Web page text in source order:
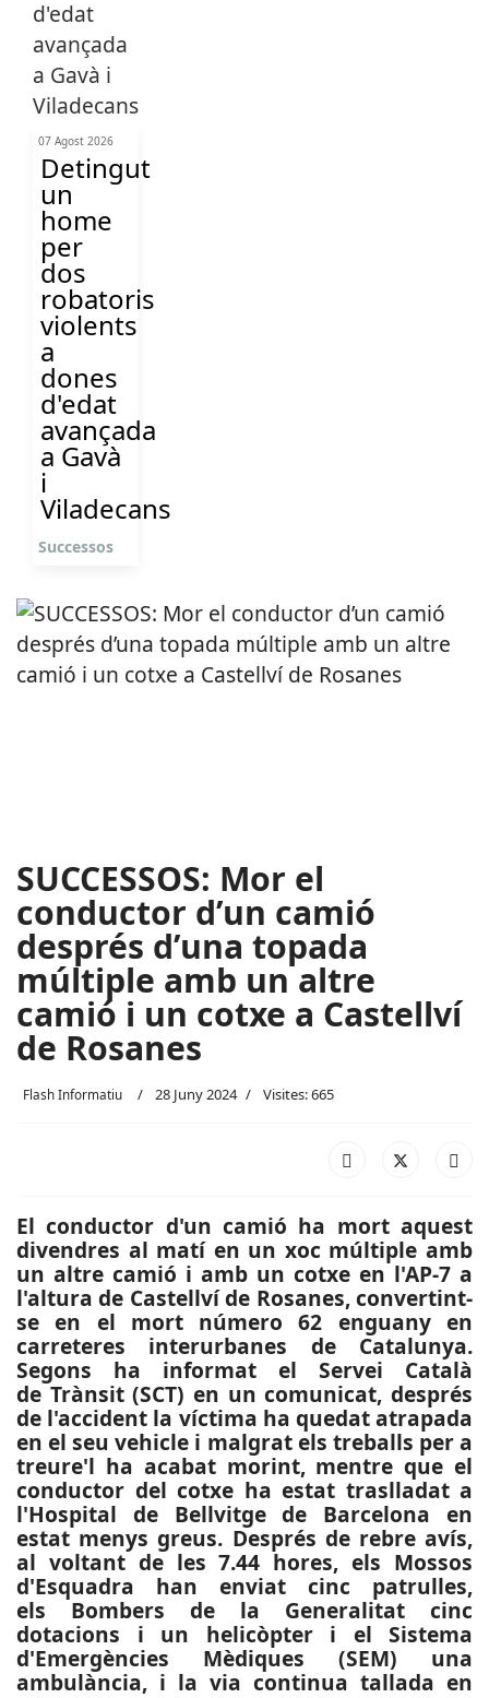
07 Agost 2026
Detingut
un
home
per
dos
robatoris
violents
a
dones
d'edat
avançada
a Gavà
i
Viladecans
Successos
SUCCESSOS: Mor el
conductor d’un camió
després d’una topada
múltiple amb un altre
camió i un cotxe a Castellví
de Rosanes
Flash Informatiu 28 Juny 2024 Visites: 665
El conductor d'un camió ha mort aquest
divendres al matí en un xoc múltiple amb
un altre camió i amb un cotxe en l'AP-7 a
l'altura de Castellví de Rosanes, convertint-
se en el mort número 62 enguany en
carreteres interurbanes de Catalunya.
Segons ha informat el Servei Català
de Trànsit (SCT) en un comunicat, després
de l'accident la víctima ha quedat atrapada
en el seu vehicle i malgrat els treballs per a
treure'l ha acabat morint, mentre que el
conductor del cotxe ha estat traslladat a
l'Hospital de Bellvitge de Barcelona en
estat menys greus. Després de rebre avís,
al voltant de les 7.44 hores, els Mossos
d'Esquadra han enviat cinc patrulles,
els Bombers de la Generalitat cinc
dotacions i un helicòpter i el Sistema
d'Emergències Mèdiques (SEM) una
ambulància, i la via continua tallada en